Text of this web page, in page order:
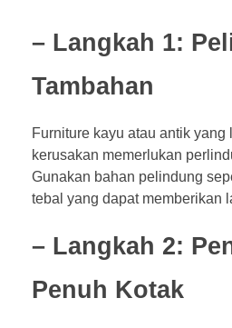
– Langkah 1:
Tambahan
Furniture kayu atau antik
kerusakan memerlukan
Gunakan bahan pelindung
tebal yang dapat memberikan
– Langkah 2:
Penuh Kotak